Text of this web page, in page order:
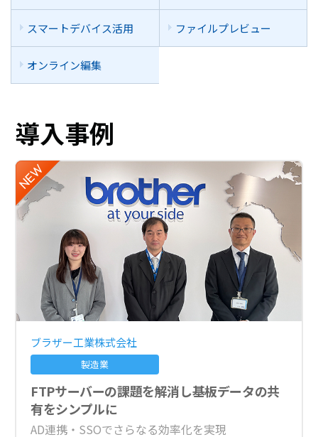
スマートデバイス活用 ファイルプレビュー
オンライン編集
導入事例
ブラザー工業株式会社
製造業
FTPサーバーの課題を解消し基板データの共
有をシンプルに
AD連携・SSOでさらなる効率化を実現